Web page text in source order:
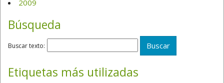
2009
Búsqueda
Buscar texto:
Etiquetas más utilizadas